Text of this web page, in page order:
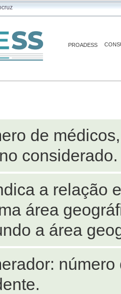
PROADESS
de
considerado.
a relação
área
a área